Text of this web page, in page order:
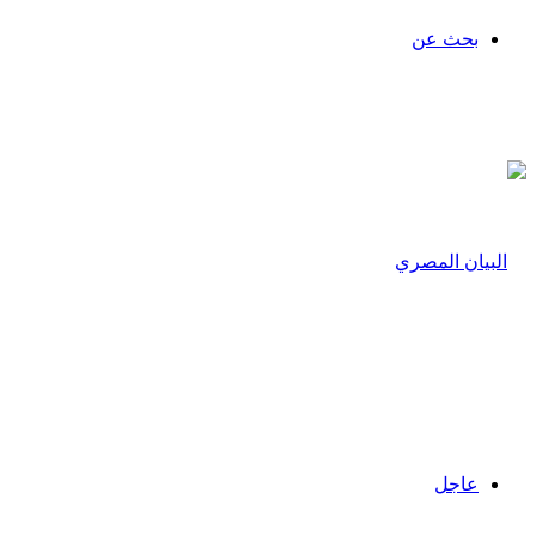
بحث عن
عاجل